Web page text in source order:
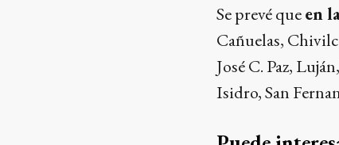
Se prevé queen
Cañuelas,
José C. Paz,
Isidro, San